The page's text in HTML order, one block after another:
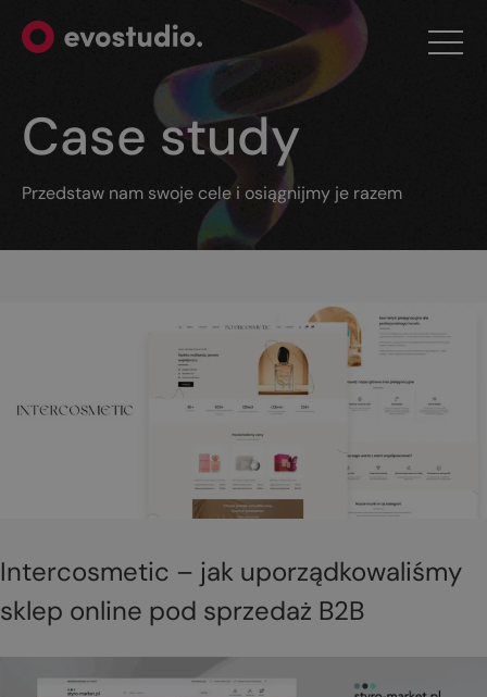
Case study
Przedstaw nam swoje cele i osiągnijmy je razem
Intercosmetic – jak uporządkowaliśmy
sklep online pod sprzedaż B2B